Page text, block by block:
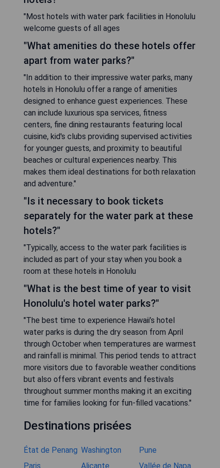
"Most hotels with water park facilities in Honolulu
welcome guests of all ages
"What amenities do these hotels offer
apart from water parks?"
"In addition to their impressive water parks, many
hotels in Honolulu offer a range of amenities
designed to enhance guest experiences. These
can include luxurious spa services, fitness
centers, fine dining restaurants featuring local
cuisine, kid's clubs providing supervised activities
for younger guests, and proximity to beautiful
beaches or cultural experiences nearby. This
makes them ideal destinations for both relaxation
and adventure."
"Is it necessary to book tickets
separately for the water park at these
hotels?"
"Typically, access to the water park facilities is
included as part of your stay when you book a
room at these hotels in Honolulu
"What is the best time of year to visit
Honolulu's hotel water parks?"
"The best time to experience Hawaii’s hotel
water parks is during the dry season from April
through October when temperatures are warmest
and rainfall is minimal. This period tends to attract
more visitors due to favorable weather conditions
but also offers vibrant events and festivals
throughout summer months making it an exciting
time for families looking for fun-filled vacations."
Destinations prisées
État de Penang Washington
Pune
Paris
Alicante Vallée de Napa